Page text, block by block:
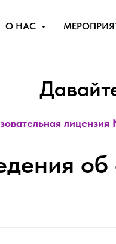
О НАС
об